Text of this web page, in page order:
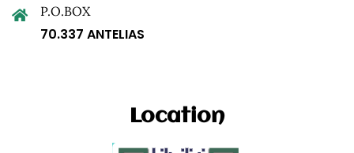
P.O.BOX
70.337 ANTELIAS
Location